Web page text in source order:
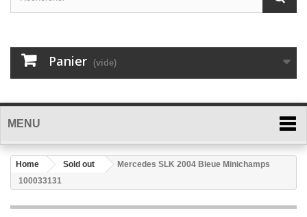
Panier (vide)
MENU
Home Sold out
Mercedes SLK 2004 Bleue Minichamps
100033131